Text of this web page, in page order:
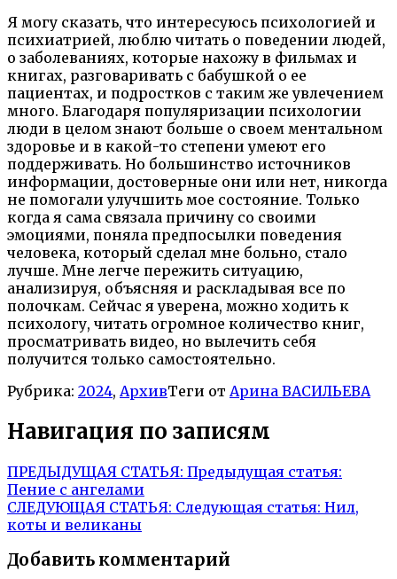
Я могу сказать, что интересуюсь психологией и
психиатрией, люблю читать о поведении людей,
о заболеваниях, которые нахожу в фильмах и
книгах, разговаривать с бабушкой о ее
пациентах, и подростков с таким же увлечением
много. Благодаря популяризации психологии
люди в целом знают больше о своем ментальном
здоровье и в какой-то степени умеют его
поддерживать. Но большинство источников
информации, достоверные они или нет, никогда
не помогали улучшить мое состояние. Только
когда я сама связала причину со своими
эмоциями, поняла предпосылки поведения
человека, который сделал мне больно, стало
лучше. Мне легче пережить ситуацию,
анализируя, объясняя и раскладывая все по
полочкам. Сейчас я уверена, можно ходить к
психологу, читать огромное количество книг,
просматривать видео, но вылечить себя
получится только самостоятельно.
Рубрика: 2024, АрхивТеги от Арина ВАСИЛЬЕВА
Навигация по записям
ПРЕДЫДУЩАЯ СТАТЬЯ: Предыдущая статья:
Пение с ангелами
СЛЕДУЮЩАЯ СТАТЬЯ: Следующая статья: Нил,
коты и великаны
Добавить комментарий